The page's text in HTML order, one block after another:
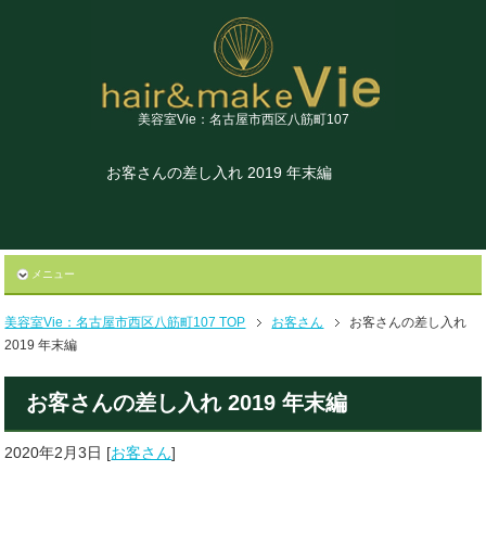
美容室Vie：名古屋市西区八筋町107
お客さんの差し入れ 2019 年末編
メニュー
美容室Vie：名古屋市西区八筋町107 TOP お客さん
お客さんの差し入れ
2019 年末編
お客さんの差し入れ 2019 年末編
2020年2月3日 [お客さん]